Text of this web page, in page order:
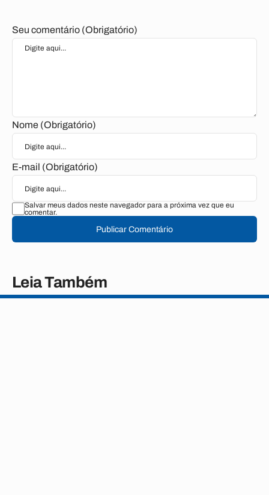
Seu comentário (Obrigatório)
Nome (Obrigatório)
E-mail (Obrigatório)
Salvar meus dados neste navegador para a próxima vez que eu
comentar.
Publicar Comentário
Leia Também